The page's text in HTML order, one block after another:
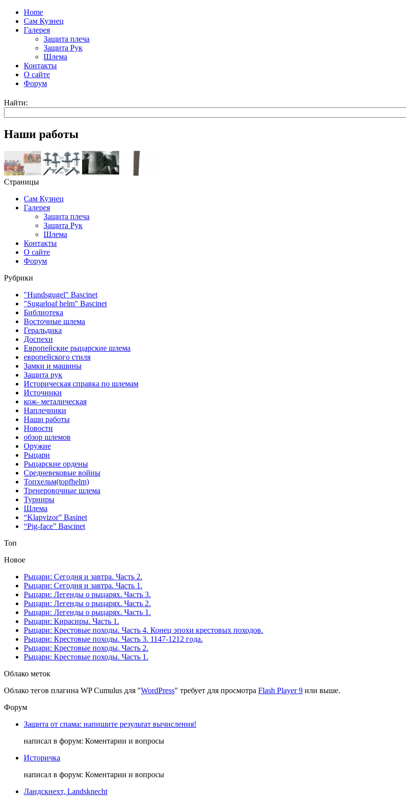
Home
Сам Кузнец
Галерея
Защита плеча
Защита Рук
Шлема
Контакты
О сайте
Форум
Найти:
Наши работы
Страницы
Сам Кузнец
Галерея
Защита плеча
Защита Рук
Шлема
Контакты
О сайте
Форум
Рубрики
"Hundsgugel" Bascinet
"Sugarloaf helm" Bascinet
Библиотека
Восточные шлема
Геральдика
Доспехи
Европейские рыцарские шлема
европейского стиля
Замки и машины
Защита рук
Историческая справка по шлемам
Источники
кож- металическая
Наплечники
Наши работы
Новости
обзор шлемов
Оружие
Рыцари
Рыцарские ордены
Средневековые войны
Топхельм(topfhelm)
Тренеровочные шлема
Турниры
Шлема
“Klapvizor” Basinet
“Pig-face” Bascinet
Топ
Новое
Рыцари: Сегодня и завтра. Часть 2.
Рыцари: Сегодня и завтра. Часть 1.
Рыцари: Легенды о рыцарях. Часть 3.
Рыцари: Легенды о рыцарях. Часть 2.
Рыцари: Легенды о рыцарях. Часть 1.
Рыцари: Кирасиры. Часть 1.
Рыцари: Крестовые походы. Часть 4. Конец эпохи крестовых походов.
Рыцари: Крестовые походы. Часть 3. 1147-1212 года.
Рыцари: Крестовые походы. Часть 2.
Рыцари: Крестовые походы. Часть 1.
Облако меток
Облако тегов плагина WP Cumulus для "WordPress" требует для просмотра Flash Player 9 или выше.
Форум
Защита от спама: напишите результат вычисления!
написал в форум: Коментарии и вопросы
Историчка
написал в форум: Коментарии и вопросы
Ландскнехт, Landsknecht